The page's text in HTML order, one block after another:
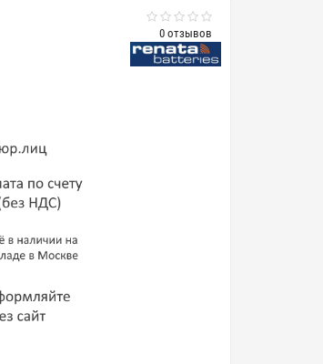
0 отзывов